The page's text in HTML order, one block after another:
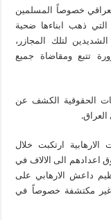
خصوصاً المسلمين
ذهب ابناءها ضحية
لتلك المجازر،
تتبع ومقاضاة جميع
الحقوقية الكشف عن
ارتكبت خلال
اعدادهم الى الالاف في
داعش الارهابي على
غير مكتشفة خصوصاً في